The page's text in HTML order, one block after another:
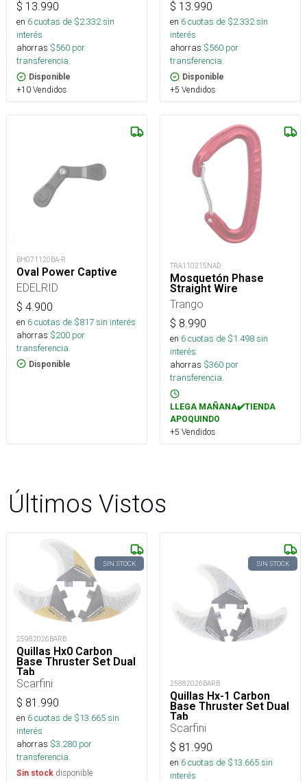
$ 13.990
en 6cuotas de $2.332sin
interés
ahorras $560 por
transferencia.
Disponible
+10 Vendidos
$ 13.990
en 6cuotas de $2.332sin
interés
ahorras $560 por
transferencia.
Disponible
+5 Vendidos
BH071120BA-R
Oval Power Captive
EDELRID
$ 4.900
en 6cuotas de $817sin interés
ahorras $200 por
transferencia.
Disponible
TRA110215NAD
Mosquetón Phase
Straight Wire
Trango
$ 8.990
en 6cuotas de $1.498sin
interés
ahorras $360 por
transferencia.
LLEGA MAÑANA✔️TIENDA
APOQUINDO
+5 Vendidos
Últimos Vistos
SIN STOCK
25982026BARB
Quillas Hx0 Carbon
Base Thruster Set Dual
Tab
Scarfini
$ 81.990
en 6cuotas de $13.665sin
interés
ahorras $3.280 por
transferencia.
Sin stock disponible
SIN STOCK
25882026BARB
Quillas Hx-1 Carbon
Base Thruster Set Dual
Tab
Scarfini
$ 81.990
en 6cuotas de $13.665sin
interés